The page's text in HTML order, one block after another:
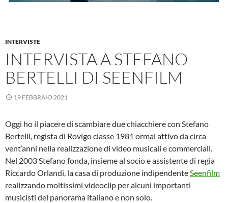
INTERVISTE
INTERVISTA A STEFANO
BERTELLI DI SEENFILM
19 FEBBRAIO 2021
Oggi ho il piacere di scambiare due chiacchiere con Stefano
Bertelli, regista di Rovigo classe 1981 ormai attivo da circa
vent’anni nella realizzazione di video musicali e commerciali.
Nel 2003 Stefano fonda, insieme al socio e assistente di regia
Riccardo Orlandi, la casa di produzione indipendenteSeenfilm
realizzando moltissimi videoclip per alcuni importanti
musicisti del panorama italiano e non solo.